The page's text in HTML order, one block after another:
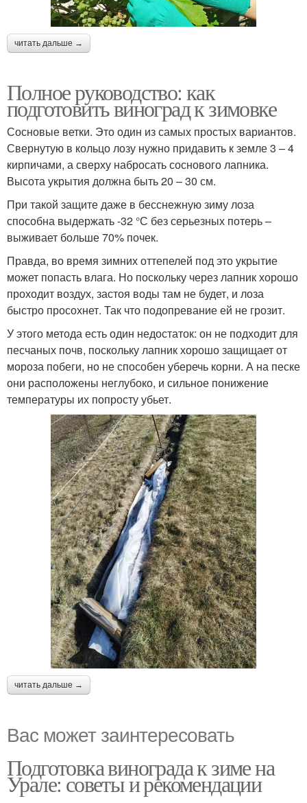
читать дальше →
Полное руководство: как
подготовить виноград к зимовке
Сосновые ветки. Это один из самых простых вариантов.
Свернутую в кольцо лозу нужно придавить к земле 3 – 4
кирпичами, а сверху набросать соснового лапника.
Высота укрытия должна быть 20 – 30 см.
При такой защите даже в бесснежную зиму лоза
способна выдержать -32 °С без серьезных потерь –
выживает больше 70% почек.
Правда, во время зимних оттепелей под это укрытие
может попасть влага. Но поскольку через лапник хорошо
проходит воздух, застоя воды там не будет, и лоза
быстро просохнет. Так что подопревание ей не грозит.
У этого метода есть один недостаток: он не подходит для
песчаных почв, поскольку лапник хорошо защищает от
мороза побеги, но не способен уберечь корни. А на песке
они расположены неглубоко, и сильное понижение
температуры их попросту убьет.
читать дальше →
Вас может заинтересовать
Подготовка винограда к зиме на
Урале: советы и рекомендации